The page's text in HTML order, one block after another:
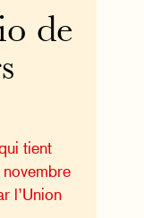
de
tient
l’Union